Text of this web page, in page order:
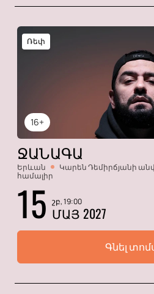
16+
Ռեփ
ՋԱՆԱԳԱ
Երևան
Կարեն Դեմիրճյանի
համալիր
15 շբ, 19:00
ՄԱՅ 2027
Գնել